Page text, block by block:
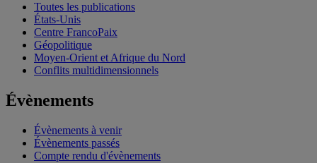
Toutes les publications
États-Unis
Centre FrancoPaix
Géopolitique
Moyen-Orient et Afrique du Nord
Conflits multidimensionnels
Évènements
Évènements à venir
Évènements passés
Compte rendu d'évènements